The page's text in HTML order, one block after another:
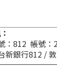
：812 帳號：
新銀行812 /